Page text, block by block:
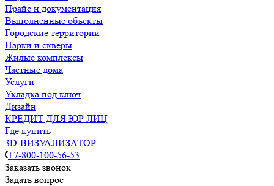
Прайс и документация
Выполненные объекты
Городские территории
Парки и скверы
Жилые комплексы
Частные дома
Услуги
Укладка под ключ
Дизайн
КРЕДИТ ДЛЯ ЮР ЛИЦ
Где купить
3D-ВИЗУАЛИЗАТОР
+7-800-100-56-53
Заказать звонок
Задать вопрос